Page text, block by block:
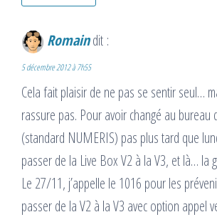
Romaindit :
5 décembre 2012 à 7h55
Cela fait plaisir de ne pas se sentir seul…
rassure pas. Pour avoir changé au bureau
(standard NUMERIS) pas plus tard que
passer de la Live Box V2 à la V3, et là… la
Le 27/11, j’appelle le 1016 pour les
passer de la V2 à la V3 avec option appel